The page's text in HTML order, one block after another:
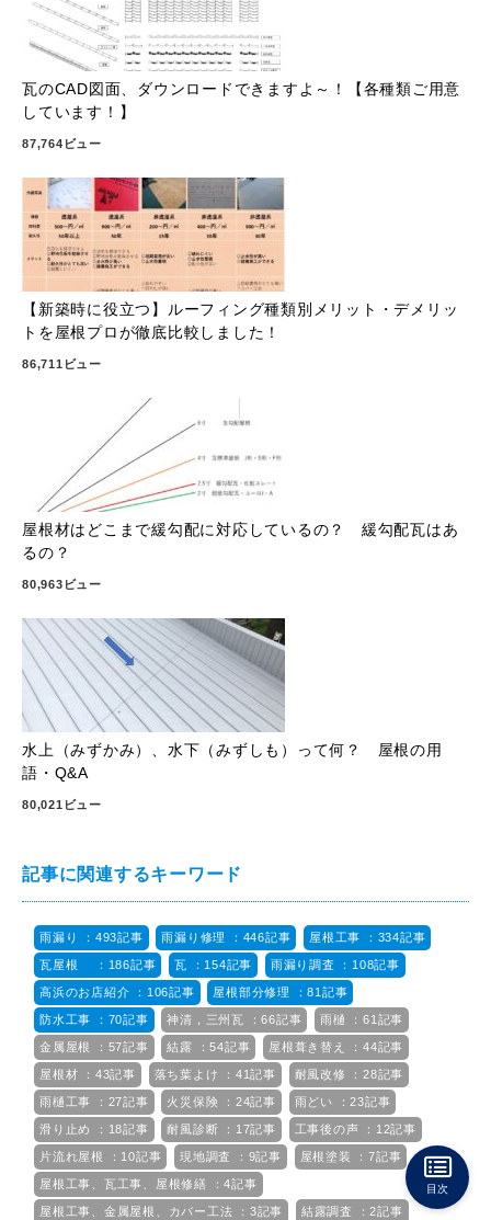
瓦のCAD図面、ダウンロードできますよ～！【各種類ご用意
しています！】
87,764ビュー
【新築時に役立つ】ルーフィング種類別メリット・デメリッ
トを屋根プロが徹底比較しました！
86,711ビュー
屋根材はどこまで緩勾配に対応しているの？ 緩勾配瓦はあ
るの？
80,963ビュー
水上（みずかみ）、水下（みずしも）って何？ 屋根の用
語・Q&A
80,021ビュー
記事に関連するキーワード
雨漏り ：493記事 雨漏り修理 ：446記事 屋根工事 ：334記事
瓦屋根 ：186記事 瓦 ：154記事 雨漏り調査 ：108記事
高浜のお店紹介 ：106記事 屋根部分修理 ：81記事
防水工事 ：70記事 神清，三州瓦 ：66記事 雨樋 ：61記事
金属屋根 ：57記事 結露 ：54記事 屋根葺き替え ：44記事
屋根材 ：43記事 落ち葉よけ ：41記事 耐風改修 ：28記事
雨樋工事 ：27記事 火災保険 ：24記事 雨どい ：23記事
滑り止め ：18記事 耐風診断 ：17記事 工事後の声 ：12記事
片流れ屋根 ：10記事 現地調査 ：9記事 屋根塗装 ：7記事
屋根工事、瓦工事、屋根修繕 ：4記事
屋根工事、金属屋根、カバー工法 ：3記事 結露調査 ：2記事
目次